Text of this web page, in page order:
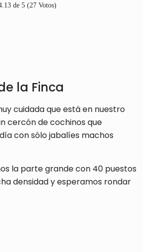
de 5 (27 Votos)
la Finca
cuidada que está en nuestro
cercón de cochinos que
con sólo jabalíes machos
la parte grande con 40 puestos
densidad y esperamos rondar